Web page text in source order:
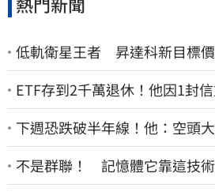
低軌衛星王者 昇達科新目標價
ETF存到2千萬退休！他因1封
下週恐跌破半年線！他：空頭
不是群聯！ 記憶體它靠這技